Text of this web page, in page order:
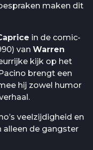
maken dit
in de comic-
van Warren
kijk op het
brengt een
hij zowel humor
veelzijdigheid en
alleen de gangster